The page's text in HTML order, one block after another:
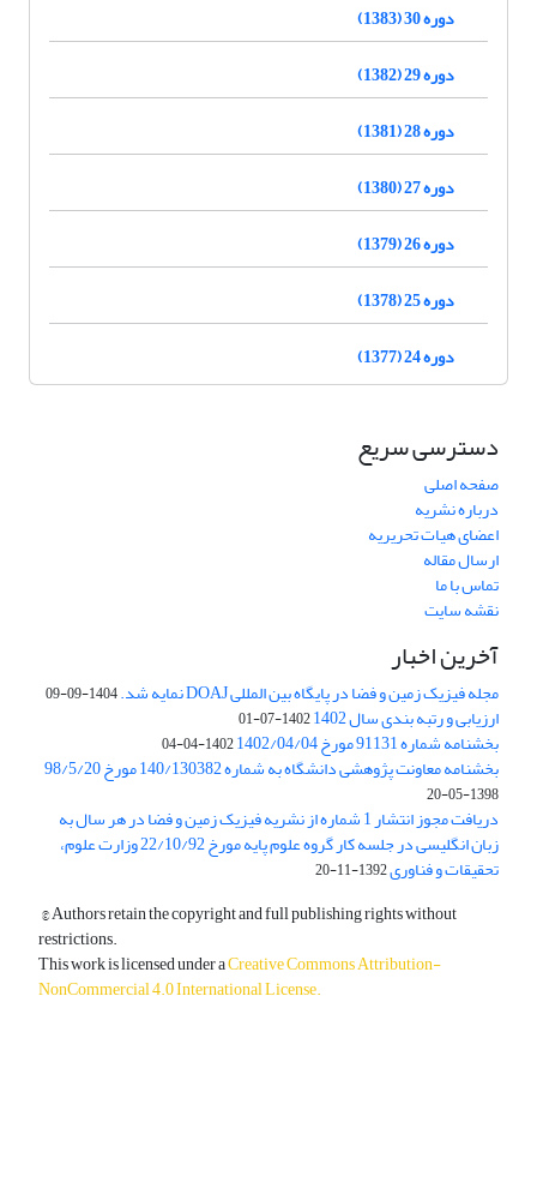
دوره 30 (1383)
دوره 29 (1382)
دوره 28 (1381)
دوره 27 (1380)
دوره 26 (1379)
دوره 25 (1378)
دوره 24 (1377)
دسترسی سریع
صفحه اصلی
درباره نشریه
اعضای هیات تحریریه
ارسال مقاله
تماس با ما
نقشه سایت
آخرین اخبار
مجله فیزیک زمین و فضا در پایگاه بین المللی DOAJ نمایه شد. 1404-09-09
ارزیابی و رتبه بندی سال 1402 1402-07-01
بخشنامه شماره 91131 مورخ 1402/04/04 1402-04-04
بخشنامه معاونت پژوهشی دانشگاه به شماره 140/130382 مورخ 98/5/20
1398-05-20
دریافت مجوز انتشار 1 شماره از نشریه فیزیک زمین و فضا در هر سال به
زبان انگلیسی در جلسه کار گروه علوم پایه مورخ 22/10/92 وزارت علوم،
تحقیقات و فناوری1392-11-20
© Authors retain the copyright and full publishing rights without
restrictions.
This work is licensed under aCreative Commons Attribution-
NonCommercial 4.0 International License.